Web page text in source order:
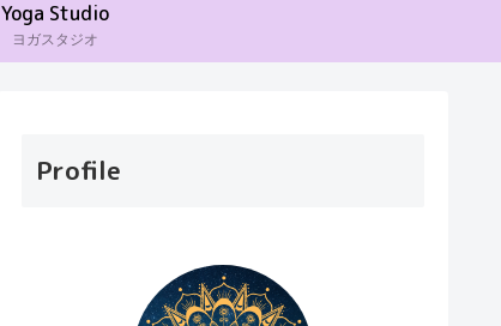
Yoga Studio
ヨガスタジオ
Profile